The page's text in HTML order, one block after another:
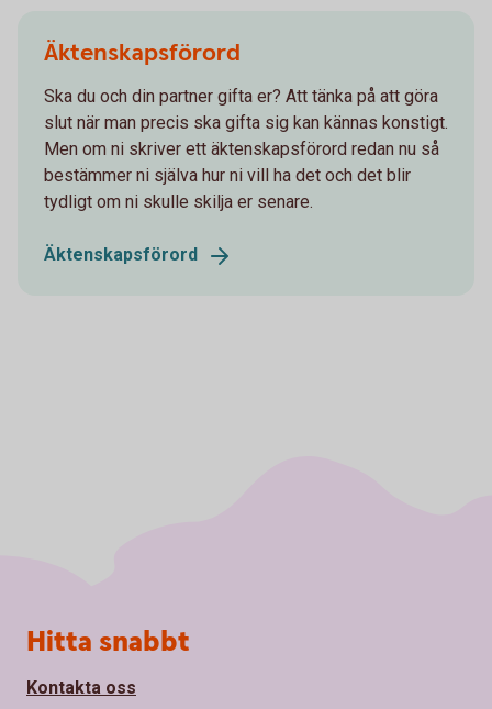
Äktenskapsförord
Ska du och din partner gifta er? Att tänka på att göra
slut när man precis ska gifta sig kan kännas konstigt.
Men om ni skriver ett äktenskapsförord redan nu så
bestämmer ni själva hur ni vill ha det och det blir
tydligt om ni skulle skilja er senare.
Äktenskapsförord
Sidfot
Hitta snabbt
Kontakta oss